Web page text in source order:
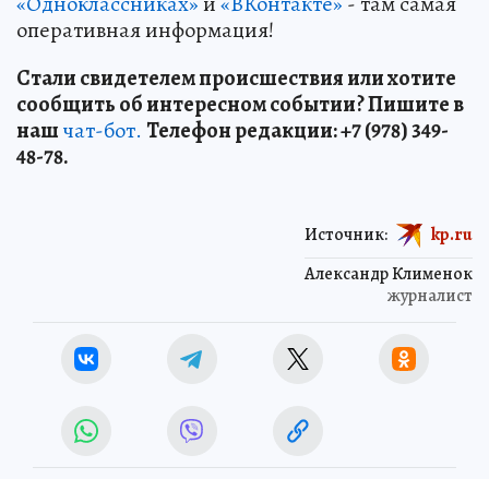
оперативная информация!
Стали свидетелем происшествия или хотите
сообщить об интересном событии? Пишите в
нашчат-бот. Телефон редакции: +7 (978) 349-
48-78.
Александр Клименок
журналист
Источник: kp.ru